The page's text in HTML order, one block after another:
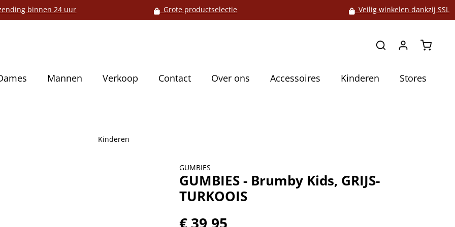
binnen 24 uur Grote productselectie Veilig winkelen dankzij SSL
Mannen Verkoop Contact Over ons Accessoires Kinderen Stores
Kinderen
GUMBIES
GUMBIES - Brumby Kids, GRIJS-
TURKOOIS
€ 39,95